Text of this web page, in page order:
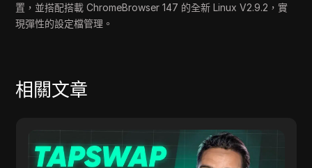
置，並搭配搭載 ChromeBrowser 147 的全新 Linux V2.9.2，實
現彈性的設定檔管理。
相關文章